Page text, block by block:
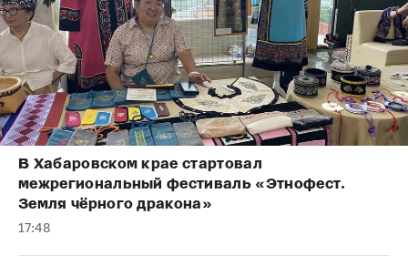
В Хабаровском крае стартовал
межрегиональный фестиваль «Этнофест.
Земля чёрного дракона»
17:48